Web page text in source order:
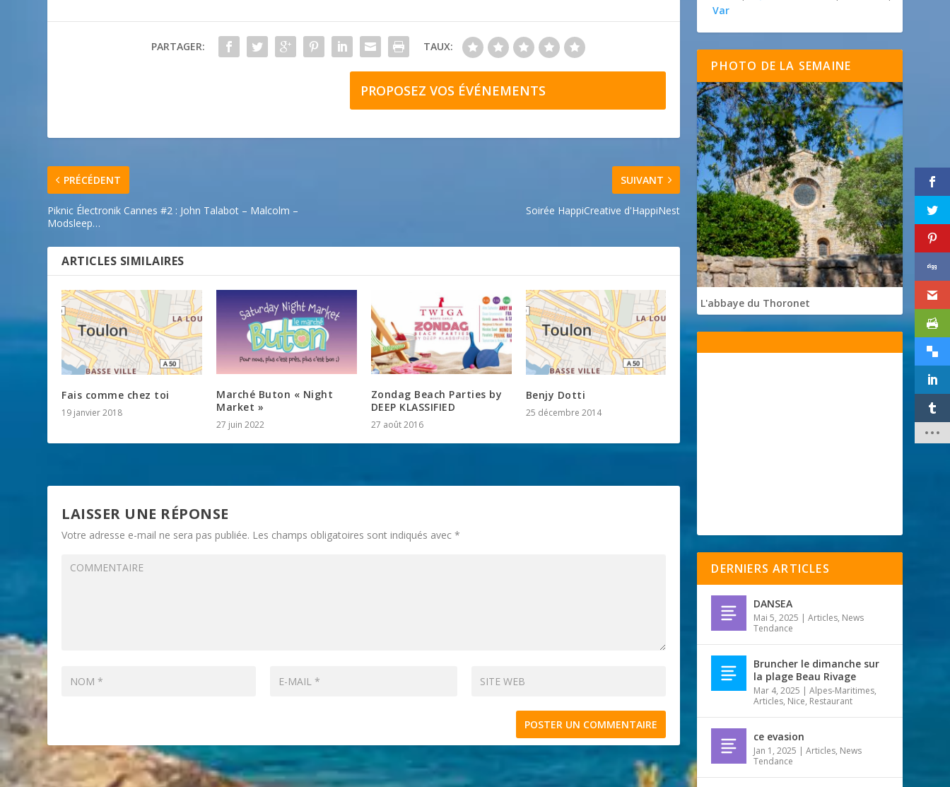
PARTAGER: TAUX:
PROPOSEZ VOS ÉVÉNEMENTS
PRÉCÉDENT
Piknic Électronik Cannes #2 : John Talabot – Malcolm –
Modsleep…
SUIVANT
Soirée HappiCreative d'HappiNest
ARTICLES SIMILAIRES
Fais comme chez toi
19 janvier 2018
Marché Buton « Night
Market »
27 juin 2022
Zondag Beach Parties by
DEEP KLASSIFIED
27 août 2016
Benjy Dotti
25 décembre 2014
LAISSER UNE RÉPONSE
Votre adresse e-mail ne sera pas publiée. Les champs obligatoires sont indiqués avec*
Var
PHOTO DE LA SEMAINE
L'abbaye du Thoronet
DERNIERS ARTICLES
DANSEA
Mai 5, 2025 |Articles, News
Tendance
Bruncher le dimanche sur
la plage Beau Rivage
Mar 4, 2025 |Alpes-Maritimes,
Articles, Nice, Restaurant
ce evasion
Jan 1, 2025 |Articles, News
Tendance